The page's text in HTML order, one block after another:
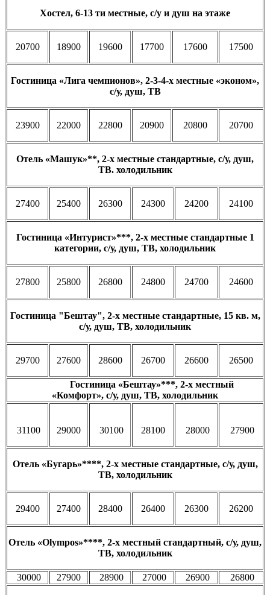
Хостел, 6-13 ти местные, с/у и душ на этаже
20700 18900 19600 17700 17600 17500
Гостиница «Лига чемпионов», 2-3-4-х местные «эконом»,
с/у, душ, ТВ
23900 22000 22800 20900 20800 20700
Отель «Машук»**, 2-х местные стандартные, с/у, душ,
ТВ. холодильник
27400 25400 26300 24300 24200 24100
Гостиница «Интурист»***, 2-х местные стандартные 1
категории, с/у, душ, ТВ, холодильник
27800 25800 26800 24800 24700 24600
Гостиница "Бештау", 2-х местные стандартные, 15 кв. м,
с/у, душ, ТВ, холодильник
29700 27600 28600 26700 26600 26500
Гостиница «Бештау»***, 2-х местный
«Комфорт», с/у, душ, ТВ, холодильник
31100 29000 30100 28100 28000 27900
Отель «Бугарь»****, 2-х местные стандартные, с/у, душ,
ТВ, холодильник
29400 27400 28400 26400 26300 26200
Отель «Olympos»****, 2-х местный стандартный, с/у, душ,
ТВ, холодильник
30000 27900 28900 27000 26900 26800